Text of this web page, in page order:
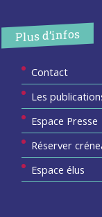
Plus d’infos
Contact
Les
Espace Presse
Réserver
Espace élus